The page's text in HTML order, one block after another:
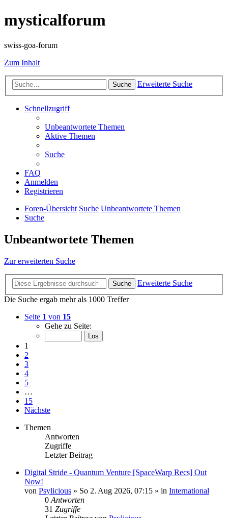
mysticalforum
swiss-goa-forum
Zum Inhalt
Suche Erweiterte Suche
Schnellzugriff
Unbeantwortete Themen
Aktive Themen
Suche
FAQ
Anmelden
Registrieren
Foren-Übersicht Suche Unbeantwortete Themen
Suche
Unbeantwortete Themen
Zur erweiterten Suche
Suche
Erweiterte Suche
Die Suche ergab mehr als 1000 Treffer
Seite 1 von 15
Gehe zu Seite:
1
2
3
4
5
…
15
Nächste
Themen
Antworten
Zugriffe
Letzter Beitrag
Digital Stride - Quantum Venture [SpaceWarp Recs] Out
Now!
von Psylicious » So 2. Aug 2026, 07:15 » in International
0 Antworten
31 Zugriffe